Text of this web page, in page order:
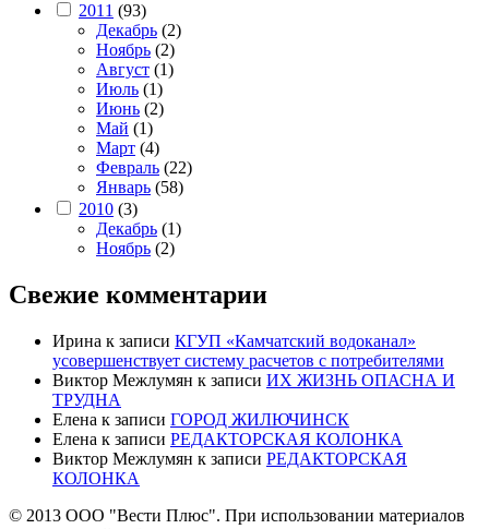
2011 (93)
Декабрь (2)
Ноябрь (2)
Август (1)
Июль (1)
Июнь (2)
Май (1)
Март (4)
Февраль (22)
Январь (58)
2010 (3)
Декабрь (1)
Ноябрь (2)
Свежие комментарии
Ирина к записи КГУП «Камчатский водоканал»
усовершенствует систему расчетов с потребителями
Виктор Межлумян к записи ИХ ЖИЗНЬ ОПАСНА И
ТРУДНА
Елена к записи ГОРОД ЖИЛЮЧИНСК
Елена к записи РЕДАКТОРСКАЯ КОЛОНКА
Виктор Межлумян к записи РЕДАКТОРСКАЯ
КОЛОНКА
© 2013 ООО "Вести Плюс". При использовании материалов